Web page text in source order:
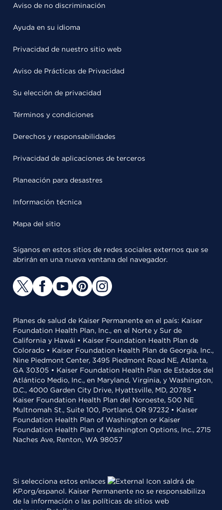
Aviso de no discriminación
Ayuda en su idioma
Privacidad de nuestro sitio web
Aviso de Prácticas de Privacidad
Su elección de privacidad
Términos y condiciones
Derechos y responsabilidades
Privacidad de aplicaciones de terceros
Planeación para desastres
Información técnica
Mapa del sitio
Síganos en estos sitios de redes sociales externos que se
abrirán en una nueva ventana del navegador.
Planes de salud de Kaiser Permanente en el país: Kaiser
Foundation Health Plan, Inc., en el Norte y Sur de
California y Hawái • Kaiser Foundation Health Plan de
Colorado • Kaiser Foundation Health Plan de Georgia, Inc.,
Nine Piedmont Center, 3495 Piedmont Road NE, Atlanta,
GA 30305 • Kaiser Foundation Health Plan de Estados del
Atlántico Medio, Inc., en Maryland, Virginia, y Washington,
D.C., 4000 Garden City Drive, Hyattsville, MD, 20785 •
Kaiser Foundation Health Plan del Noroeste, 500 NE
Multnomah St., Suite 100, Portland, OR 97232 • Kaiser
Foundation Health Plan of Washington or Kaiser
Foundation Health Plan of Washington Options, Inc., 2715
Naches Ave, Renton, WA 98057
Si selecciona estos enlaces
saldrá de
KP.org/espanol. Kaiser Permanente no se responsabiliza
de la información o las políticas de sitios web